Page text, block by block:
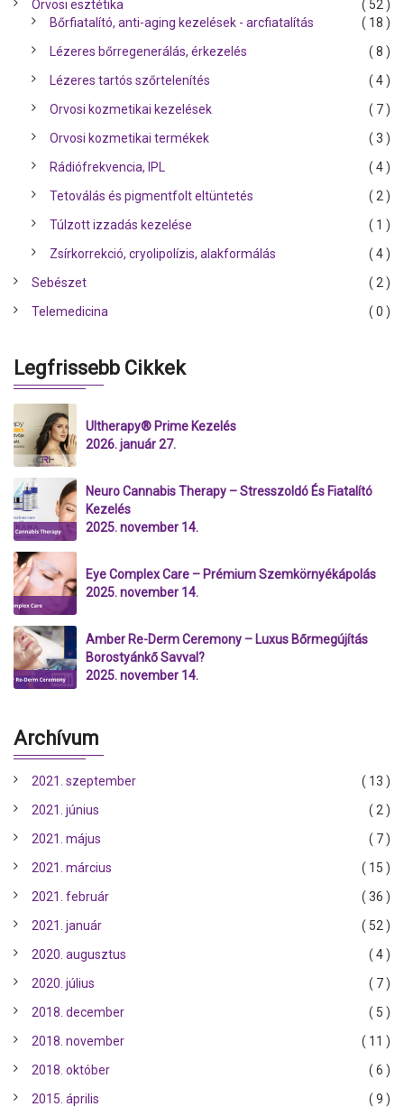
Orvosi esztétika
( 52 )
Bőrfiatalító, anti-aging kezelések - arcfiatalítás
( 18 )
Lézeres bőrregenerálás, érkezelés
( 8 )
Lézeres tartós szőrtelenítés
( 4 )
Orvosi kozmetikai kezelések
( 7 )
Orvosi kozmetikai termékek
( 3 )
Rádiófrekvencia, IPL
( 4 )
Tetoválás és pigmentfolt eltüntetés
( 2 )
Túlzott izzadás kezelése
( 1 )
Zsírkorrekció, cryolipolízis, alakformálás
( 4 )
Sebészet
( 2 )
Telemedicina
( 0 )
Legfrissebb Cikkek
Ultherapy® Prime Kezelés
2026. január 27.
Neuro Cannabis Therapy – Stresszoldó És Fiatalító
Kezelés
2025. november 14.
Eye Complex Care – Prémium Szemkörnyékápolás
2025. november 14.
Amber Re-Derm Ceremony – Luxus Bőrmegújítás
Borostyánkő Savval?
2025. november 14.
Archívum
2021. szeptember
( 13 )
2021. június
( 2 )
2021. május
( 7 )
2021. március
( 15 )
2021. február
( 36 )
2021. január
( 52 )
2020. augusztus
( 4 )
2020. július
( 7 )
2018. december
( 5 )
2018. november
( 11 )
2018. október
( 6 )
2015. április
( 9 )